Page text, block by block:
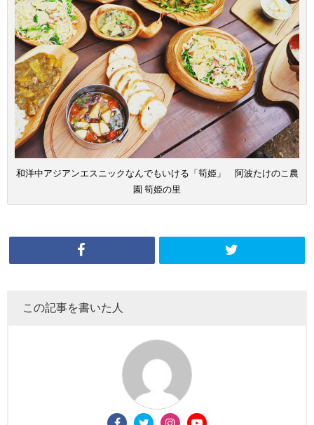
和洋中アジアンエスニックなんでもいける「筍姫」 阿波たけのこ農
園 筍姫の里
この記事を書いた人